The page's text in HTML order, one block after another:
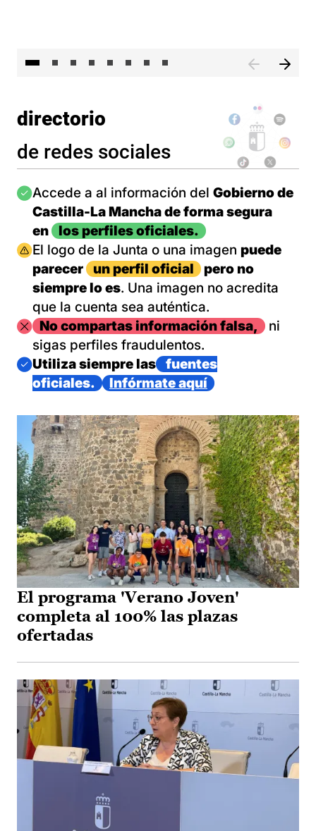
directorio
de redes sociales
Imagen
Accede a al información del Gobierno de
Castilla-La Mancha de forma segura
en
los perfiles oficiales.
Imagen
El logo de la Junta o una imagen puede
parecer
un perfil oficial
pero no
siempre lo es. Una imagen no acredita
que la cuenta sea auténtica.
ImagenNo compartas información falsa,
ni
sigas perfiles fraudulentos.
Imagen
Utiliza siempre las
fuentes
oficiales.
Infórmate aquí
El programa 'Verano Joven'
completa al 100% las plazas
ofertadas